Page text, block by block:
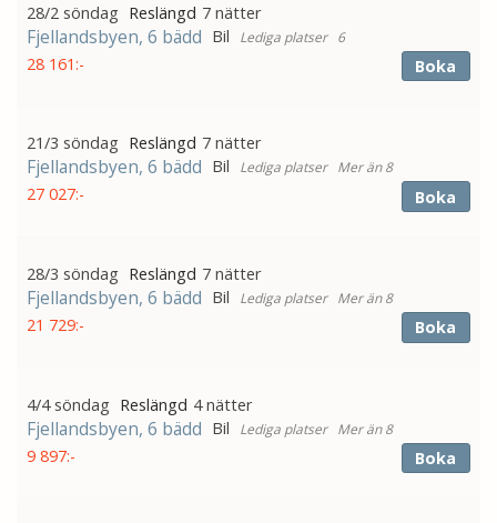
28/2 söndag 7 nätter
Fjellandsbyen, 6 bädd Bil 6
28 161:- Boka
21/3 söndag 7 nätter
Fjellandsbyen, 6 bädd Bil Mer än 8
27 027:- Boka
28/3 söndag 7 nätter
Fjellandsbyen, 6 bädd Bil Mer än 8
21 729:- Boka
4/4 söndag 4 nätter
Fjellandsbyen, 6 bädd Bil Mer än 8
9 897:- Boka